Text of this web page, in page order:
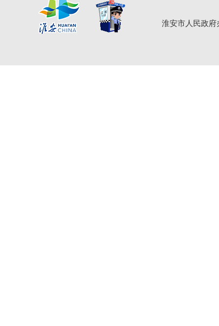
淮安市人民政